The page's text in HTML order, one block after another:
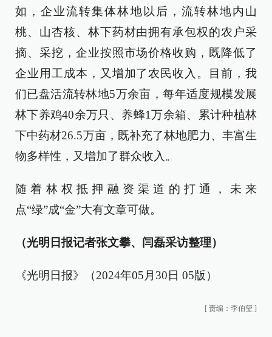
如，企业流转集体林地以后，流转林地内山
桃、山杏核、林下药材由拥有承包权的农户采
摘、采挖，企业按照市场价格收购，既降低了
企业用工成本，又增加了农民收入。目前，我
们已盘活流转林地5万余亩，每年适度规模发展
林下养鸡40余万只、养蜂1万余箱、累计种植林
下中药材26.5万亩，既补充了林地肥力、丰富生
物多样性，又增加了群众收入。
随着林权抵押融资渠道的打通，未来
点“绿”成“金”大有文章可做。
（光明日报记者张文攀、闫磊采访整理）
《光明日报》（2024年05月30日 05版）
[ 责编：李伯玺 ]